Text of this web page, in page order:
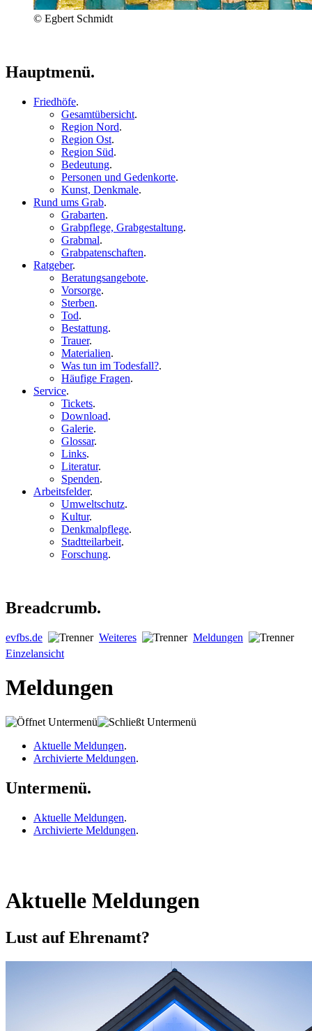
© Egbert Schmidt
Hauptmenü.
Friedhöfe.
Gesamtübersicht.
Region Nord.
Region Ost.
Region Süd.
Bedeutung.
Personen und Gedenkorte.
Kunst, Denkmale.
Rund ums Grab.
Grabarten.
Grabpflege, Grabgestaltung.
Grabmal.
Grabpatenschaften.
Ratgeber.
Beratungsangebote.
Vorsorge.
Sterben.
Tod.
Bestattung.
Trauer.
Materialien.
Was tun im Todesfall?.
Häufige Fragen.
Service.
Tickets.
Download.
Galerie.
Glossar.
Links.
Literatur.
Spenden.
Arbeitsfelder.
Umweltschutz.
Kultur.
Denkmalpflege.
Stadtteilarbeit.
Forschung.
Breadcrumb.
evfbs.de Weiteres
Meldungen
Einzelansicht
Meldungen
Aktuelle Meldungen.
Archivierte Meldungen.
Untermenü.
Aktuelle Meldungen.
Archivierte Meldungen.
Aktuelle Meldungen
Lust auf Ehrenamt?